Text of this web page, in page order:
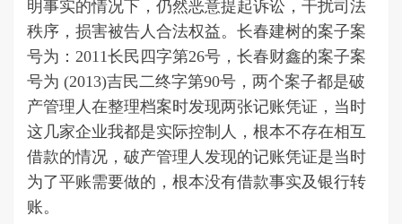
明事实的情况下，仍然恶意提起诉讼，干扰司法
秩序，损害被告人合法权益。长春建树的案子案
号为：2011长民四字第26号，长春财鑫的案子案
号为 (2013)吉民二终字第90号，两个案子都是破
产管理人在整理档案时发现两张记账凭证，当时
这几家企业我都是实际控制人，根本不存在相互
借款的情况，破产管理人发现的记账凭证是当时
为了平账需要做的，根本没有借款事实及银行转
账。